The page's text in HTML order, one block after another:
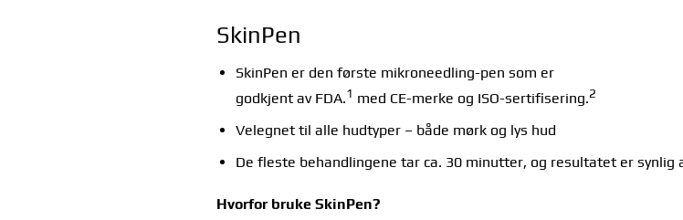
SkinPen
SkinPen er den første mikroneedling-pen som er
godkjent av FDA.1 med CE-merke og ISO-sertifisering.2
Velegnet til alle hudtyper – både mørk og lys hud
De fleste behandlingene tar ca. 30 minutter, og resultatet er
Hvorfor bruke SkinPen?